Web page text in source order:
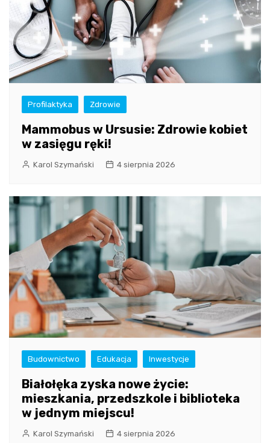
Profilaktyka Zdrowie
Mammobus w Ursusie: Zdrowie kobiet
w zasięgu ręki!
Karol Szymański 4 sierpnia 2026
Budownictwo Edukacja Inwestycje
Białołęka zyska nowe życie:
mieszkania, przedszkole i biblioteka
w jednym miejscu!
Karol Szymański 4 sierpnia 2026